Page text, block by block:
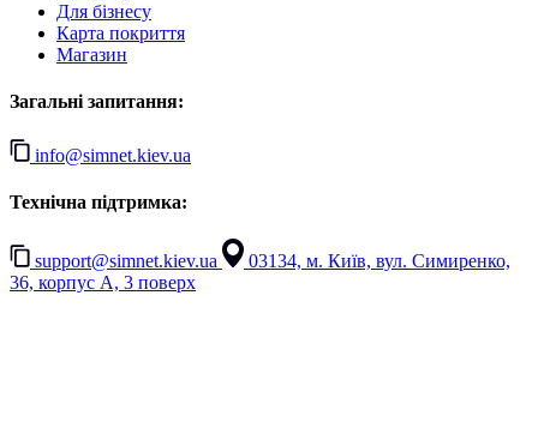
Для бізнесу
Карта покриття
Магазин
Загальні запитання:
info@simnet.kiev.ua
Технічна підтримка:
support@simnet.kiev.ua
03134, м. Київ, вул. Симиренко,
36, корпус А, 3 поверх